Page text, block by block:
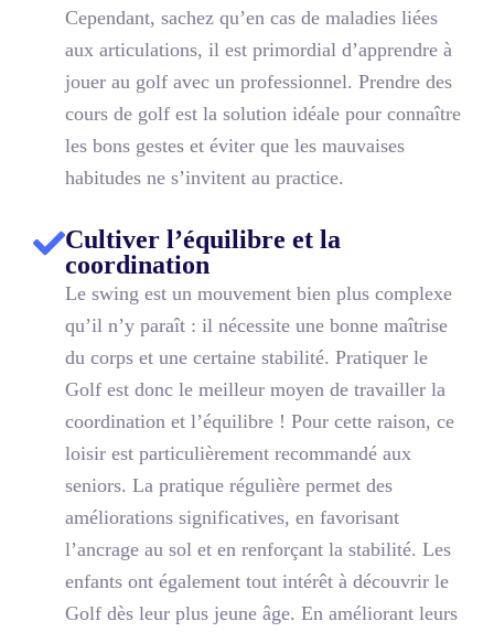
Cependant, sachez qu’en cas de maladies liées
aux articulations, il est primordial d’apprendre à
jouer au golf avec un professionnel. Prendre des
cours de golf est la solution idéale pour connaître
les bons gestes et éviter que les mauvaises
habitudes ne s’invitent au practice.
Cultiver l’équilibre et la
coordination
Le swing est un mouvement bien plus complexe
qu’il n’y paraît : il nécessite une bonne maîtrise
du corps et une certaine stabilité. Pratiquer le
Golf est donc le meilleur moyen de travailler la
coordination et l’équilibre ! Pour cette raison, ce
loisir est particulièrement recommandé aux
seniors. La pratique régulière permet des
améliorations significatives, en favorisant
l’ancrage au sol et en renforçant la stabilité. Les
enfants ont également tout intérêt à découvrir le
Golf dès leur plus jeune âge. En améliorant leurs